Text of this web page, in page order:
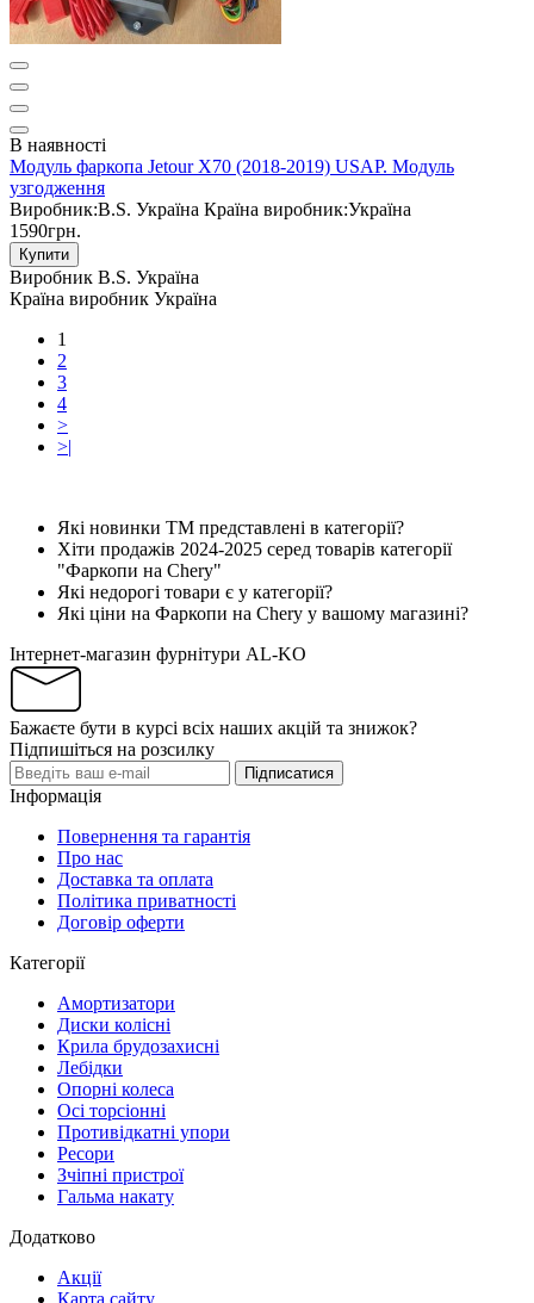
В наявності
Модуль фаркопа Jetour X70 (2018-2019) USAP. Модуль
узгодження
Виробник:B.S. Україна Країна виробник:Україна
1590грн.
Купити
Виробник B.S. Україна
Країна виробник Україна
1
2
3
4
>
>|
Які новинки ТМ представлені в категорії?
Хіти продажів 2024-2025 серед товарів категорії
"Фаркопи на Chery"
Які недорогі товари є у категорії?
Які ціни на Фаркопи на Chery у вашому магазині?
Інтернет-магазин фурнітури AL-KO
Бажаєте бути в курсі всіх наших акцій та знижок?
Підпишіться на розсилку
Підписатися
Інформація
Повернення та гарантія
Про нас
Доставка та оплата
Політика приватності
Договір оферти
Категорії
Амортизатори
Диски колісні
Крила брудозахисні
Лебідки
Опорні колеса
Осі торсіонні
Противідкатні упори
Ресори
Зчіпні пристрої
Гальма накату
Додатково
Акції
Карта сайту